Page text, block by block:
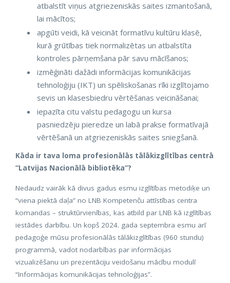
atbalstīt viņus atgriezeniskās saites izmantošanā,
lai mācītos;
apgūti veidi, kā veicināt formatīvu kultūru klasē,
kurā grūtības tiek normalizētas un atbalstīta
kontroles pārņemšana pār savu mācīšanos;
izmēģināti dažādi informācijas komunikācijas
tehnoloģiju (IKT) un spēliskošanas rīki izglītojamo
sevis un klasesbiedru vērtēšanas veicināšanai;
iepazīta citu valstu pedagogu un kursa
pasniedzēju pieredze un labā prakse formatīvajā
vērtēšanā un atgriezeniskās saites sniegšanā.
Kāda ir tava loma profesionālās tālākizglītības centrā
“Latvijas Nacionālā bibliotēka”?
Nedaudz vairāk kā divus gadus esmu izglītības metodiķe un
“viena piektā daļa” no LNB Kompetenču attīstības centra
komandas – struktūrvienības, kas atbild par LNB kā izglītības
iestādes darbību. Un kopš 2024. gada septembra esmu arī
pedagoģe mūsu profesionālās tālākizglītības (960 stundu)
programmā, vadot nodarbības par informācijas
vizualizēšanu un prezentāciju veidošanu mācību modulī
“Informācijas komunikācijas tehnoloģijas”.